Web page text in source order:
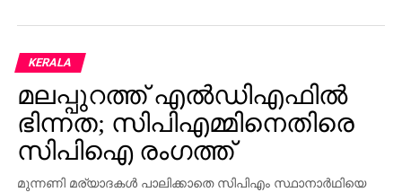
തുടര്‍ന്നാണ് കമ്മീഷന്‍ ഹിയറിങ്ങിന് വിളിച്ചതും തുടര്‍ന്ന്
വോട്ടര്‍ പട്ടികയില്‍ ഉള്‍പ്പെടുത്തിയതും. മുട്ടട വാര്‍ഡില്‍
വ്യാജ മേല്‍വിലാസം ഉപയോഗിച്ച് വൈഷ്ണയും
കുടുംബാംഗങ്ങളും വോട്ട് ചേര്‍ത്തു എന്നായിരുന്നു
പരാതി. മുട്ടടയിലെ സ്ഥിരതാമസക്കാരിയായ വൈഷ്ണയെ
സ്ഥിരതാമസക്കാരിയല്ലെന്ന പരാതിയുടെ
അടിസ്ഥാനത്തിലാണ് വോട്ടര്‍പട്ടികയില്‍ നിന്ന് കമ്മീഷന്‍
ഒഴിവാക്കിയത്.
KERALA
മലപ്പുറത്ത് എല്‍ഡിഎഫില്‍
ഭിന്നത; സിപിഎമ്മിനെതിരെ
സിപിഐ രംഗത്ത്
മുന്നണി മര്യാദകള്‍ പാലിക്കാതെ സിപിഎം സ്ഥാനാര്‍ഥിയെ